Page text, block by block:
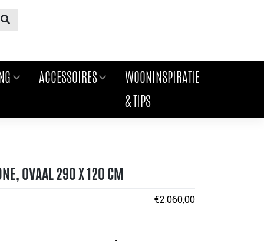
ACCESSOIRES
WOONINSPIRATIE
& TIPS
OVAAL 290 X 120 CM
€2.060,00